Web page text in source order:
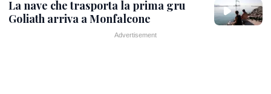
La nave che trasporta la prima gru
Goliath arriva a Monfalcone